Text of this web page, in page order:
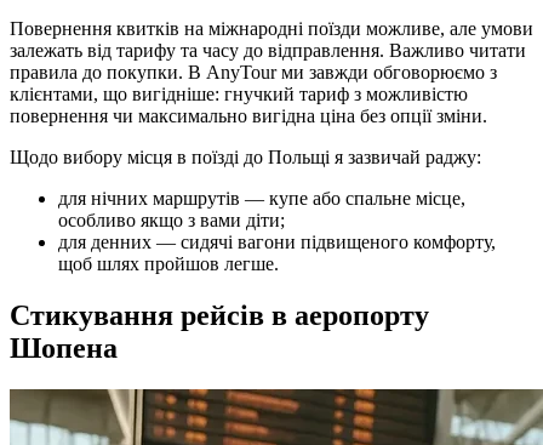
Повернення квитків на міжнародні поїзди можливе, але умови
залежать від тарифу та часу до відправлення. Важливо читати
правила до покупки. В AnyTour ми завжди обговорюємо з
клієнтами, що вигідніше: гнучкий тариф з можливістю
повернення чи максимально вигідна ціна без опції зміни.
Щодо вибору місця в поїзді до Польщі я зазвичай раджу:
для нічних маршрутів — купе або спальне місце,
особливо якщо з вами діти;
для денних — сидячі вагони підвищеного комфорту,
щоб шлях пройшов легше.
Стикування рейсів в аеропорту
Шопена